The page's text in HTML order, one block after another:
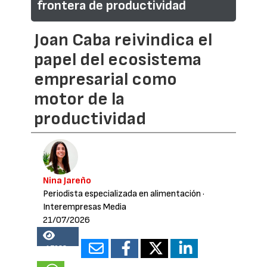
frontera de productividad
Joan Caba reivindica el
papel del ecosistema
empresarial como
motor de la
productividad
Nina Jareño
Periodista especializada en alimentación ·
Interempresas Media
21/07/2026
17038